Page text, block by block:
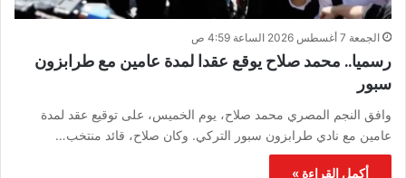
الجمعة 7 أغسطس 2026 الساعة 4:59 ص
رسميا.. محمد صلاح يوقع عقدا لمدة عامين مع طرابزون
سبور
وافق النجم المصري محمد صلاح، يوم الخميس، على توقيع عقد لمدة
عامين مع نادي طرابزون سبور التركي. وكان صلاح، قائد منتخب…
أكمل القراءة »